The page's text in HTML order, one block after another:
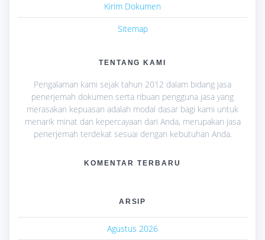
Kirim Dokumen
Sitemap
TENTANG KAMI
Pengalaman kami sejak tahun 2012 dalam bidang jasa
penerjemah dokumen serta ribuan pengguna jasa yang
merasakan kepuasan adalah modal dasar bagi kami untuk
menarik minat dan kepercayaan dari Anda, merupakan jasa
penerjemah terdekat sesuai dengan kebutuhan Anda.
KOMENTAR TERBARU
ARSIP
Agustus 2026